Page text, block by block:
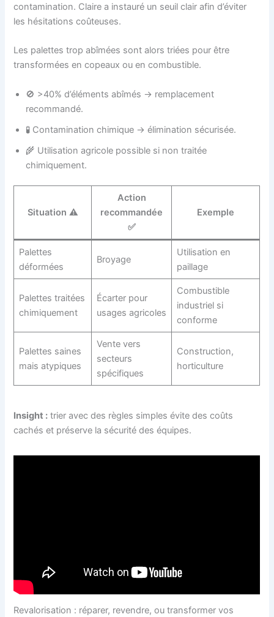
contamination. Claire a instauré un seuil clair afin d’éviter
les hésitations coûteuses.
Les palettes trop abîmées sont alors triées pour être
transformées en copeaux ou en combustible.
🚫 >40% d’éléments abîmés → remplacement
recommandé.
🧪 Contamination chimique → élimination sécurisée.
🌾 Utilisation agricole possible si non traitée
chimiquement.
Situation ⚠️
Action
recommandée
✅
Exemple
Palettes
déformées
Broyage
Utilisation en
paillage
Palettes traitées
chimiquement
Écarter pour
usages agricoles
Combustible
industriel si
conforme
Palettes saines
mais atypiques
Vente vers
secteurs
spécifiques
Construction,
horticulture
Insight : trier avec des règles simples évite des coûts
cachés et préserve la sécurité des équipes.
Revalorisation : réparer, revendre, ou transformer vos